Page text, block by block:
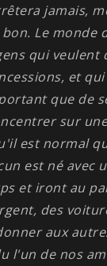
jamais,
Le monde
qui veulent
et
que de
sur
est normal
est né avec
et iront au
des
aux
l'un de nos